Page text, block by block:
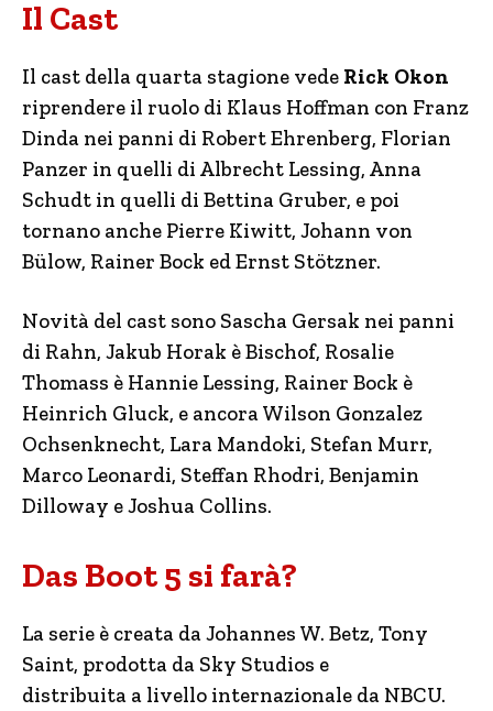
Il Cast
Il cast della quarta stagione vede Rick Okon
riprendere il ruolo di Klaus Hoffman con Franz
Dinda nei panni di Robert Ehrenberg, Florian
Panzer in quelli di Albrecht Lessing, Anna
Schudt in quelli di Bettina Gruber, e poi
tornano anche Pierre Kiwitt, Johann von
Bülow, Rainer Bock ed Ernst Stötzner.
Novità del cast sono Sascha Gersak nei panni
di Rahn, Jakub Horak è Bischof, Rosalie
Thomass è Hannie Lessing, Rainer Bock è
Heinrich Gluck, e ancora Wilson Gonzalez
Ochsenknecht, Lara Mandoki, Stefan Murr,
Marco Leonardi, Steffan Rhodri, Benjamin
Dilloway e Joshua Collins.
Das Boot 5 si farà?
La serie è creata da Johannes W. Betz, Tony
Saint, prodotta da Sky Studios e
distribuita a livello internazionale da NBCU.